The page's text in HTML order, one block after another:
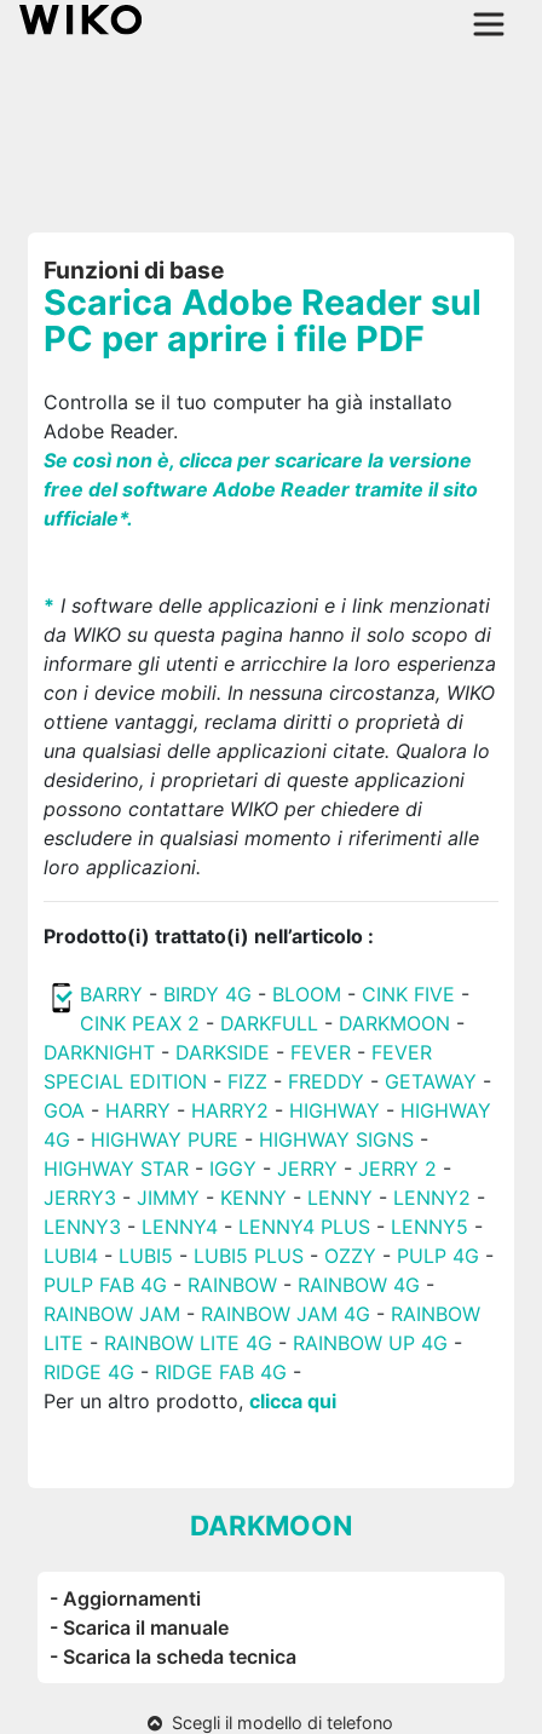
Funzioni di base
Scarica Adobe Reader sul
PC per aprire i file PDF
Controlla se il tuo computer ha già installato
Adobe Reader.
Se così non è, clicca per scaricare la versione
free del software Adobe Reader tramite il sito
ufficiale*.
* I software delle applicazioni e i link menzionati
da WIKO su questa pagina hanno il solo scopo di
informare gli utenti e arricchire la loro esperienza
con i device mobili. In nessuna circostanza, WIKO
ottiene vantaggi, reclama diritti o proprietà di
una qualsiasi delle applicazioni citate. Qualora lo
desiderino, i proprietari di queste applicazioni
possono contattare WIKO per chiedere di
escludere in qualsiasi momento i riferimenti alle
loro applicazioni.
Prodotto(i) trattato(i) nell’articolo :
BARRY - BIRDY 4G - BLOOM - CINK FIVE -
CINK PEAX 2 - DARKFULL- DARKMOON -
DARKNIGHT- DARKSIDE - FEVER - FEVER
SPECIAL EDITION - FIZZ - FREDDY - GETAWAY -
GOA- HARRY - HARRY2 - HIGHWAY - HIGHWAY
4G - HIGHWAY PURE - HIGHWAY SIGNS-
HIGHWAY STAR - IGGY - JERRY - JERRY 2 -
JERRY3 - JIMMY - KENNY - LENNY - LENNY2 -
LENNY3 - LENNY4- LENNY4 PLUS- LENNY5 -
LUBI4- LUBI5 - LUBI5 PLUS- OZZY - PULP 4G -
PULP FAB 4G - RAINBOW- RAINBOW 4G -
RAINBOW JAM - RAINBOW JAM 4G - RAINBOW
LITE - RAINBOW LITE 4G - RAINBOW UP 4G -
RIDGE 4G - RIDGE FAB 4G -
Per un altro prodotto, clicca qui
DARKMOON
- Aggiornamenti
- Scarica il manuale
- Scarica la scheda tecnica
Scegli il modello di telefono